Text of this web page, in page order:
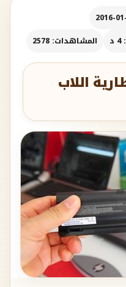
2016-
المشاهدات: 2578
اللاب